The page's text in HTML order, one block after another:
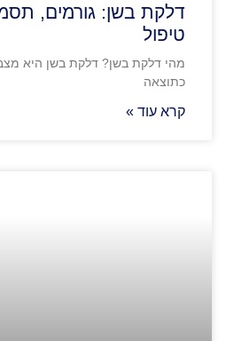
דלקת בשן: גורמים,
טיפול
מהי דלקת בשן? דלקת בשן היא
כתוצאה
קרא עוד »